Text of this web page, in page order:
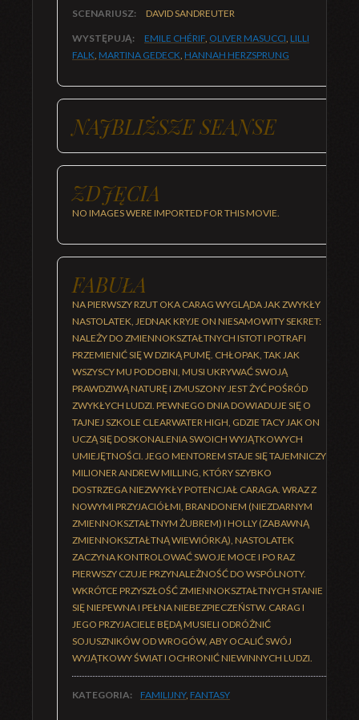
SCENARIUSZ: DAVID SANDREUTER
WYSTĘPUJĄ: EMILE CHÉRIF, OLIVER MASUCCI, LILLI
FALK, MARTINA GEDECK, HANNAH HERZSPRUNG
NAJBLIŻSZE SEANSE
ZDJĘCIA
NO IMAGES WERE IMPORTED FOR THIS MOVIE.
FABUŁA
NA PIERWSZY RZUT OKA CARAG WYGLĄDA JAK ZWYKŁY
NASTOLATEK, JEDNAK KRYJE ON NIESAMOWITY SEKRET:
NALEŻY DO ZMIENNOKSZTAŁTNYCH ISTOT I POTRAFI
PRZEMIENIĆ SIĘ W DZIKĄ PUMĘ. CHŁOPAK, TAK JAK
WSZYSCY MU PODOBNI, MUSI UKRYWAĆ SWOJĄ
PRAWDZIWĄ NATURĘ I ZMUSZONY JEST ŻYĆ POŚRÓD
ZWYKŁYCH LUDZI. PEWNEGO DNIA DOWIADUJE SIĘ O
TAJNEJ SZKOLE CLEARWATER HIGH, GDZIE TACY JAK ON
UCZĄ SIĘ DOSKONALENIA SWOICH WYJĄTKOWYCH
UMIEJĘTNOŚCI. JEGO MENTOREM STAJE SIĘ TAJEMNICZY
MILIONER ANDREW MILLING, KTÓRY SZYBKO
DOSTRZEGA NIEZWYKŁY POTENCJAŁ CARAGA. WRAZ Z
NOWYMI PRZYJACIÓŁMI, BRANDONEM (NIEZDARNYM
ZMIENNOKSZTAŁTNYM ŻUBREM) I HOLLY (ZABAWNĄ
ZMIENNOKSZTAŁTNĄ WIEWIÓRKĄ), NASTOLATEK
ZACZYNA KONTROLOWAĆ SWOJE MOCE I PO RAZ
PIERWSZY CZUJE PRZYNALEŻNOŚĆ DO WSPÓLNOTY.
WKRÓTCE PRZYSZŁOŚĆ ZMIENNOKSZTAŁTNYCH STANIE
SIĘ NIEPEWNA I PEŁNA NIEBEZPIECZEŃSTW. CARAG I
JEGO PRZYJACIELE BĘDĄ MUSIELI ODRÓŻNIĆ
SOJUSZNIKÓW OD WROGÓW, ABY OCALIĆ SWÓJ
WYJĄTKOWY ŚWIAT I OCHRONIĆ NIEWINNYCH LUDZI.
KATEGORIA: FAMILIJNY, FANTASY